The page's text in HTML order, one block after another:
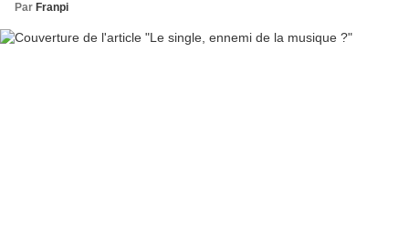
Par Franpi